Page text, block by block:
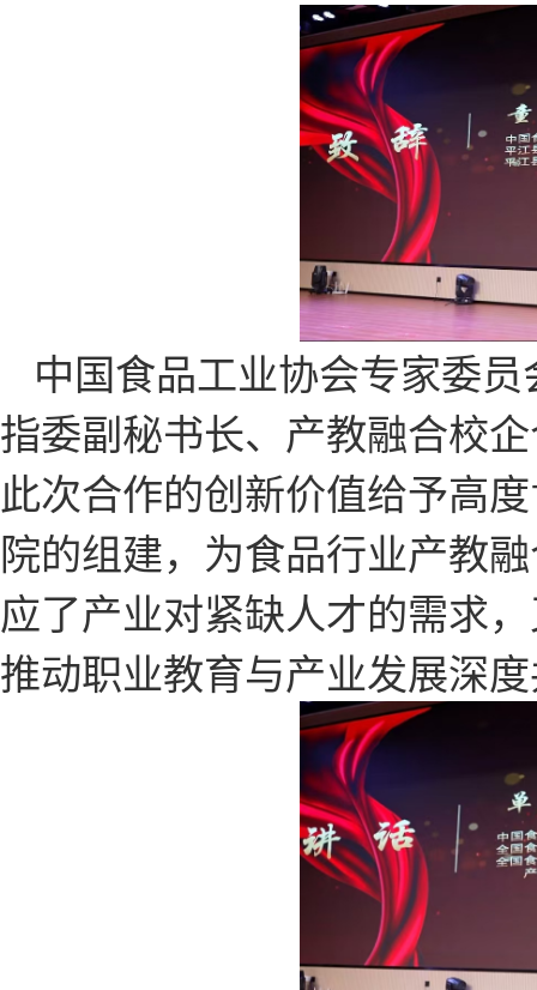
中国食品工业协会专家委
指委副秘书长、产教融合校
此次合作的创新价值给予高
院的组建，为食品行业产教
应了产业对紧缺人才的需求
推动职业教育与产业发展深